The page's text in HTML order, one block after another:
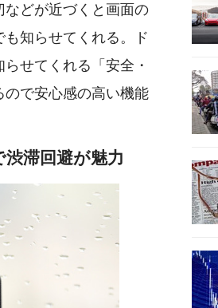
どが近づくと画面の
知らせてくれる。ド
せてくれる「安全・
で安心感の高い機能
滞回避が魅力